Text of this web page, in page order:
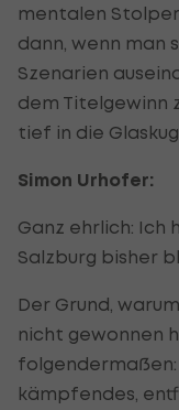
mentalen
dann, wenn man
Szenarien
dem Titelgewinn
tief in die
Simon Urhofer:
Ganz ehrlich: Ich
Salzburg bisher
Der Grund,
nicht gewonnen
kämpfendes,